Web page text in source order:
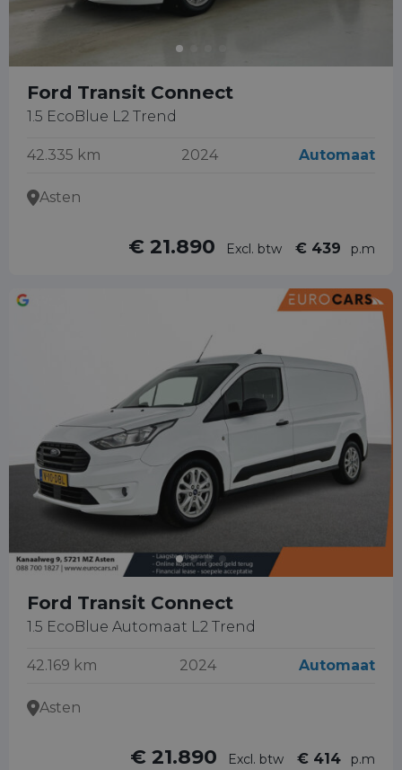
Ford Transit Connect
1.5 EcoBlue L2 Trend
42.335 km 2024 Automaat
Asten
€ 21.890 Excl. btw € 439 p.m
Ford Transit Connect
1.5 EcoBlue Automaat L2 Trend
42.169 km 2024 Automaat
Asten
€ 21.890 Excl. btw € 414 p.m